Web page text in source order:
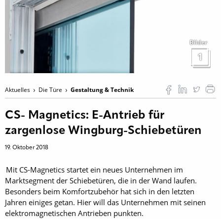
Bilder
1
Aktuelles Die Türe Gestaltung & Technik
CS- Magnetics: E-Antrieb für
zargenlose Wingburg-Schiebetüren
19. Oktober 2018
Mit CS-Magnetics startet ein neues Unternehmen im
Marktsegment der Schiebetüren, die in der Wand laufen.
Besonders beim Komfortzubehör hat sich in den letzten
Jahren einiges getan. Hier will das Unternehmen mit seinen
elektromagnetischen Antrieben punkten.